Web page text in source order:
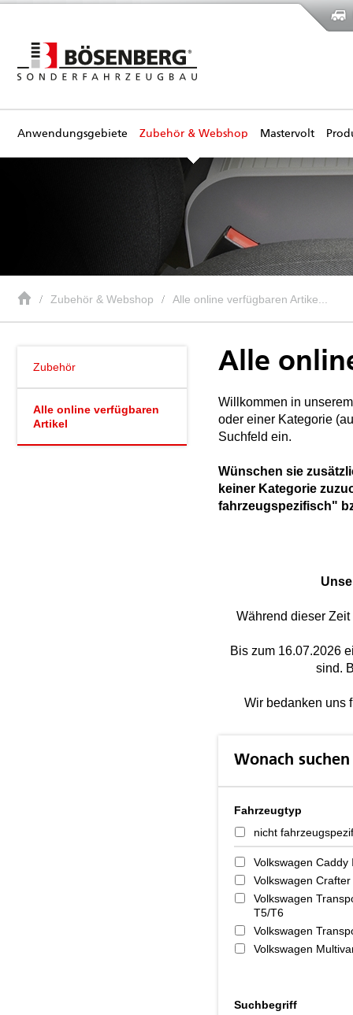
Anwendungsgebiete Zubehör & Webshop Mastervolt
Zubehör & Webshop Alle online verfügbaren Artike...
Zubehör
Alle online verfügbaren
Artikel
Alle
Willkommen in
oder einer Kategorie
Suchfeld ein.
Wünschen sie
keiner Kategorie
fahrzeugspezifisch"
Während dieser
Bis zum 16.07.2026
sind.
Wir bedanken uns
Wonach suchen
Fahrzeugtyp
nicht
Volkswagen Caddy
Volkswagen
Volkswagen
T5/T6
Volkswagen
Volkswagen
Suchbegriff